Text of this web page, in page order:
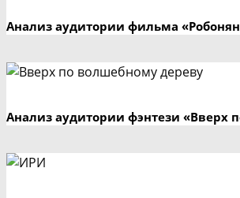
Анализ аудитории фильма
Анализ аудитории фэнтези «Вверх